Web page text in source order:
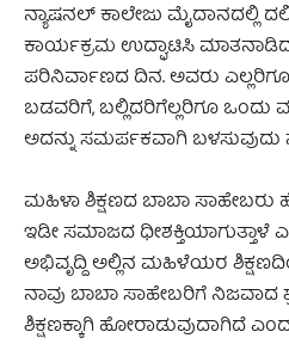
ನ್ಯಾಷನಲ್ ಕಾಲೇಜು ಮೈದಾನದಲ್ಲಿ
ಕಾರ್ಯಕ್ರಮ ಉದ್ಘಾಟಿಸಿ ಮಾತನಾಡಿದ
ಪರಿನಿರ್ವಾಣದ ದಿನ. ಅವರು ಎಲ್ಲರಿಗೂ
ಬಡವರಿಗೆ, ಬಲ್ಲಿದರಿಗೆಲ್ಲರಿಗೂ ಒಂದು
ಅದನ್ನು ಸಮರ್ಪಕವಾಗಿ ಬಳಸುವುದು
ಮಹಿಳಾ ಶಿಕ್ಷಣದ ಬಾಬಾ ಸಾಹೇಬರು
ಇಡೀ ಸಮಾಜದ
ಅಭಿವೃದ್ದಿ ಅಲ್ಲಿನ ಮಹಿಳೆಯರ
ನಾವು ಬಾಬಾ ಸಾಹೇಬರಿಗೆ ನಿಜವಾದ
ಶಿಕ್ಷಣಕ್ಕಾಗಿ ಹೋರಾಡುವುದಾಗಿದೆ